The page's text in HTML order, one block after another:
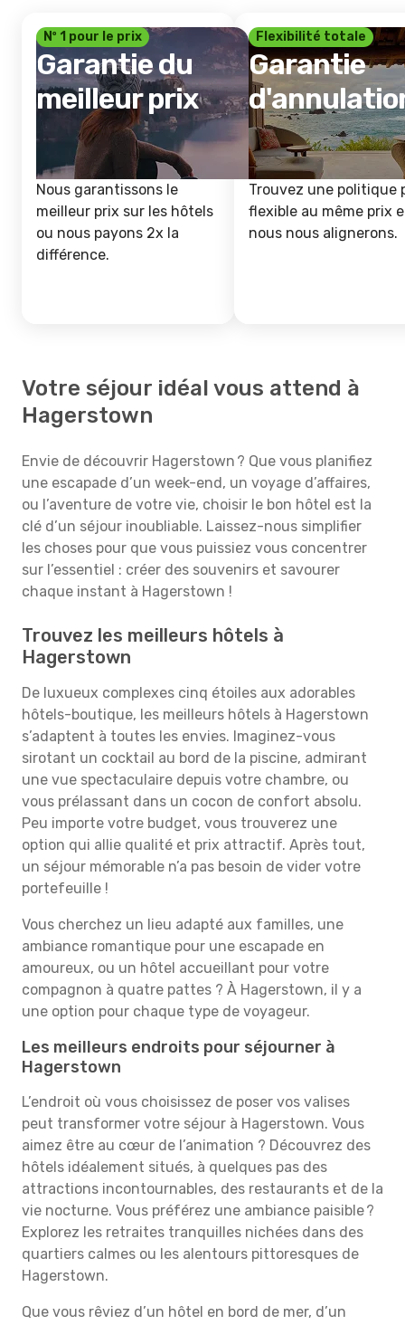
Nº 1 pour le prix
Garantie du
meilleur prix
Nous garantissons le
meilleur prix sur les hôtels
ou nous payons 2x la
différence.
Flexibilité totale
Garantie
Trouvez une politique
flexible au même prix
nous nous alignerons.
Votre séjour idéal vous attend à
Hagerstown
Envie de découvrir Hagerstown ? Que vous planifiez
une escapade d’un week-end, un voyage d’affaires,
ou l’aventure de votre vie, choisir le bon hôtel est la
clé d’un séjour inoubliable. Laissez-nous simplifier
les choses pour que vous puissiez vous concentrer
sur l’essentiel : créer des souvenirs et savourer
chaque instant à Hagerstown !
Trouvez les meilleurs hôtels à
Hagerstown
De luxueux complexes cinq étoiles aux adorables
hôtels-boutique, les meilleurs hôtels à Hagerstown
s’adaptent à toutes les envies. Imaginez-vous
sirotant un cocktail au bord de la piscine, admirant
une vue spectaculaire depuis votre chambre, ou
vous prélassant dans un cocon de confort absolu.
Peu importe votre budget, vous trouverez une
option qui allie qualité et prix attractif. Après tout,
un séjour mémorable n’a pas besoin de vider votre
portefeuille !
Vous cherchez un lieu adapté aux familles, une
ambiance romantique pour une escapade en
amoureux, ou un hôtel accueillant pour votre
compagnon à quatre pattes ? À Hagerstown, il y a
une option pour chaque type de voyageur.
Les meilleurs endroits pour séjourner à
Hagerstown
L’endroit où vous choisissez de poser vos valises
peut transformer votre séjour à Hagerstown. Vous
aimez être au cœur de l’animation ? Découvrez des
hôtels idéalement situés, à quelques pas des
attractions incontournables, des restaurants et de la
vie nocturne. Vous préférez une ambiance paisible ?
Explorez les retraites tranquilles nichées dans des
quartiers calmes ou les alentours pittoresques de
Hagerstown.
Que vous rêviez d’un hôtel en bord de mer, d’un